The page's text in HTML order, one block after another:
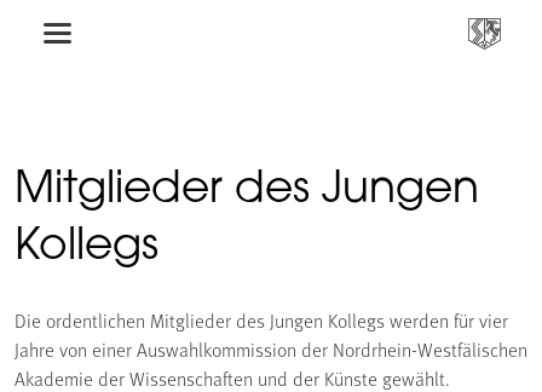
Mitglieder des Jungen
Kollegs
Die ordentlichen Mitglieder des Jungen Kollegs werden für vier
Jahre von einer Auswahlkommission der Nordrhein-Westfälischen
Akademie der Wissenschaften und der Künste gewählt.